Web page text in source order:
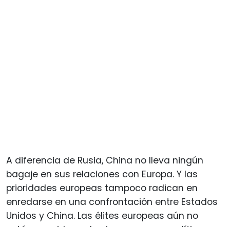
A diferencia de Rusia, China no lleva ningún
bagaje en sus relaciones con Europa. Y las
prioridades europeas tampoco radican en
enredarse en una confrontación entre Estados
Unidos y China. Las élites europeas aún no